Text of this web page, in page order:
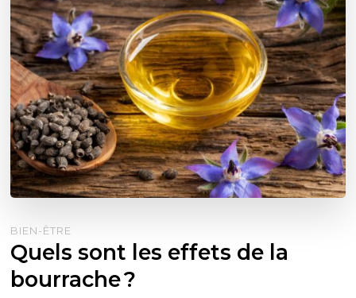
BIEN-ÊTRE
Quels sont les effets de la
bourrache ?